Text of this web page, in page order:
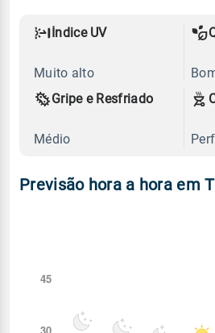
Índice UV
Muito alto
Gripe e Resfriado
Médio
Previsão hora a hora em